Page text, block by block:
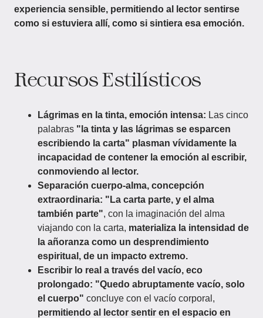
experiencia sensible, permitiendo al lector sentirse
como si estuviera allí, como si sintiera esa emoción.
Recursos Estilísticos
Lágrimas en la tinta, emoción intensa: Las cinco
palabras "la tinta y las lágrimas se esparcen
escribiendo la carta" plasman vívidamente la
incapacidad de contener la emoción al escribir,
conmoviendo al lector.
Separación cuerpo-alma, concepción
extraordinaria: "La carta parte, y el alma
también parte", con la imaginación del alma
viajando con la carta, materializa la intensidad de
la añoranza como un desprendimiento
espiritual, de un impacto extremo.
Escribir lo real a través del vacío, eco
prolongado: "Quedo abruptamente vacío, solo
el cuerpo" concluye con el vacío corporal,
permitiendo al lector sentir en el espacio en